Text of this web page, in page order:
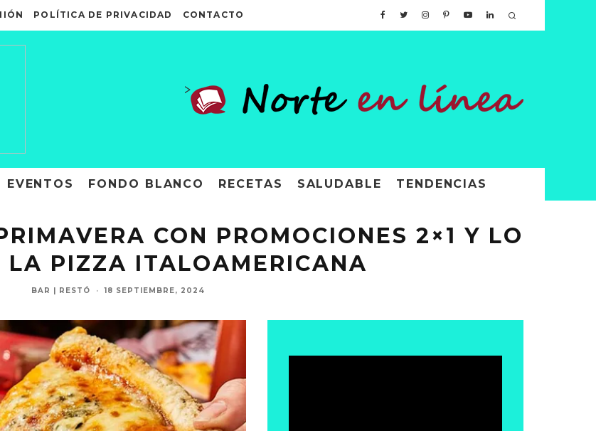
POLÍTICA DE PRIVACIDAD CONTACTO
>
EVENTOS FONDO BLANCO RECETAS SALUDABLE TENDENCIAS
CON PROMOCIONES 2×1 Y LO
LA PIZZA ITALOAMERICANA
BAR | RESTÓ · 18 SEPTIEMBRE, 2024